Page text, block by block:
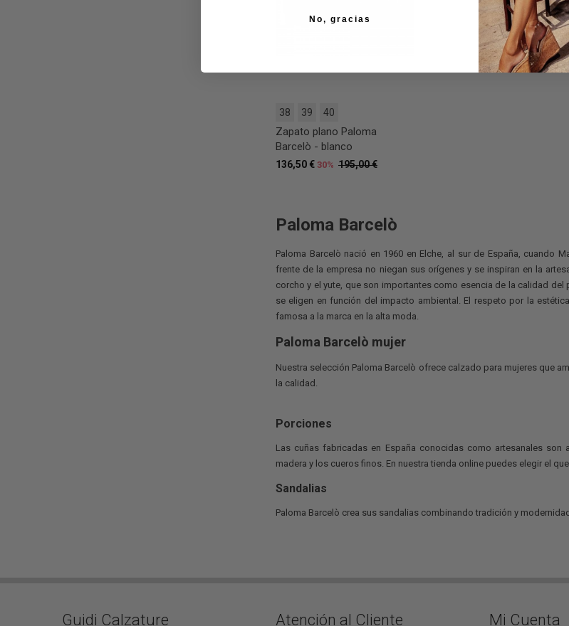
38 39 40
Zapato plano Paloma
Barcelò - blanco
195,00 €
136,50 € 30%
Paloma Barcelò
Paloma Barcelò nació en 1960 en Elche, al sur de España, cuando
frente de la empresa no niegan sus orígenes y se inspiran en la
corcho y el yute, que son importantes como esencia de la calidad
se eligen en función del impacto ambiental. El respeto por la
famosa a la marca en la alta moda.
Paloma Barcelò mujer
Nuestra selección Paloma Barcelò ofrece calzado para mujeres que
la calidad.
Porciones
Las cuñas fabricadas en España conocidas como artesanales
madera y los cueros finos. En nuestra tienda online puedes elegir el
Sandalias
Paloma Barcelò crea sus sandalias combinando tradición y
Guidi Calzature Atención al Cliente Mi Cuenta
No, gracias